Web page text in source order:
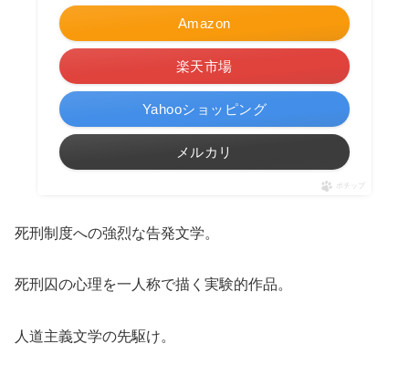
Amazon
楽天市場
Yahooショッピング
メルカリ
ポチップ
死刑制度への強烈な告発文学。
死刑囚の心理を一人称で描く実験的作品。
人道主義文学の先駆け。